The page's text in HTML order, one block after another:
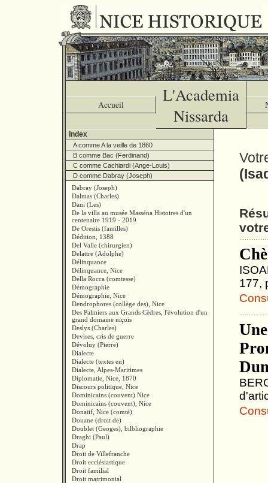
Accueil
L'Academia
Nissarda
Index
A comme A la veille de 1860
B comme Bac (Ferdinand)
C comme Cachiardi (Ange-Louis)
D comme Dabray (Joseph)
Dabray (Joseph)
Dalmas (Charles)
Dani (Les)
De la villa au musée Masséna Histoires d'un
centenaire 1919 - 2019
De Orestis (familles)
Dédition, 1388
Del Valle (chirurgien)
Delattre (Adolphe)
Délinquance
Délinquance, Nice
Della Rocca (comtesse)
Démographie
Démographie, Nice
Dendrophores (collège des), Nice
Des Palmiers aux Grands Cèdres, l'évolution d'un
grand domaine niçois
Deslys (Charles)
Devises, cris de guerre
Dévoluy (Pierre)
Dialecte
Dialecte (textes en)
Dialecte, Alpes-Maritimes
Diplomatie, Nice, 1870
Discours politique, Nice
Dominicains (couvent) Nice
Dominicains (couvent), Nice
Donatif, Nice (comté)
Douane (droit de)
Doublet (Geoges), bilbliographie
Draghi (Paul)
Drap
Droit de Villefranche
Droit ecclésiastique
Droit familial
Droit matrimonial
177,